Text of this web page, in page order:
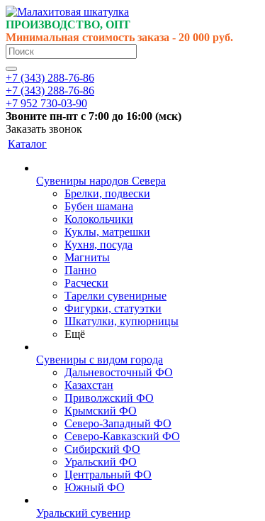
ПРОИЗВОДСТВО, ОПТ
Минимальная стоимость заказа - 20 000 руб.
+7 (343) 288-76-86
+7 (343) 288-76-86
+7 952 730-03-90
Звоните пн-пт с 7:00 до 16:00 (мск)
Заказать звонок
Каталог
Сувениры народов Севера
Брелки, подвески
Бубен шамана
Колокольчики
Куклы, матрешки
Кухня, посуда
Магниты
Панно
Расчески
Тарелки сувенирные
Фигурки, статуэтки
Шкатулки, купюрницы
Ещё
Сувениры с видом города
Дальневосточный ФО
Казахстан
Приволжский ФО
Крымский ФО
Северо-Западный ФО
Северо-Кавказский ФО
Сибирский ФО
Уральский ФО
Центральный ФО
Южный ФО
Уральский сувенир